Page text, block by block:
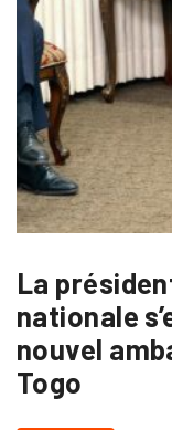
La
nationale
nouvel
Togo